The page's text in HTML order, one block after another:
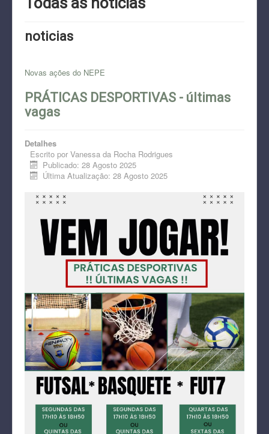
DOCUMENTOS
noticias
Novas ações do NEPE
PRÁTICAS DESPORTIVAS - últimas
vagas
Detalhes
Escrito por Vanessa da Rocha Rodrigues
Publicado: 28 Agosto 2025
Última Atualização: 28 Agosto 2025